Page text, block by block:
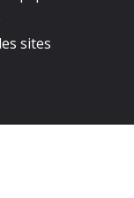
sites